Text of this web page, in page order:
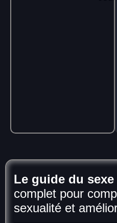
Le guide du sexe
complet pour
sexualité et